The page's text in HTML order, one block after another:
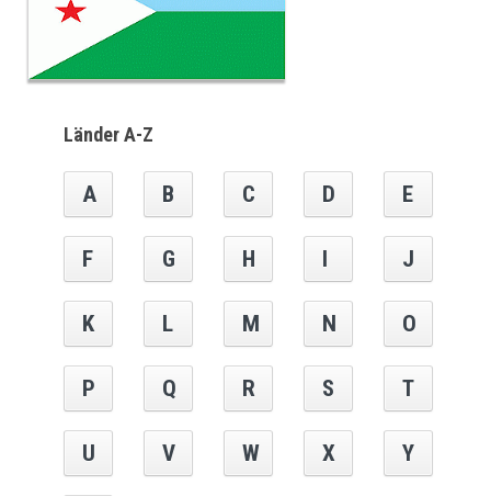
Länder A-Z
A B C D E
F G H I J
K L M N O
P Q R S T
U V W X Y